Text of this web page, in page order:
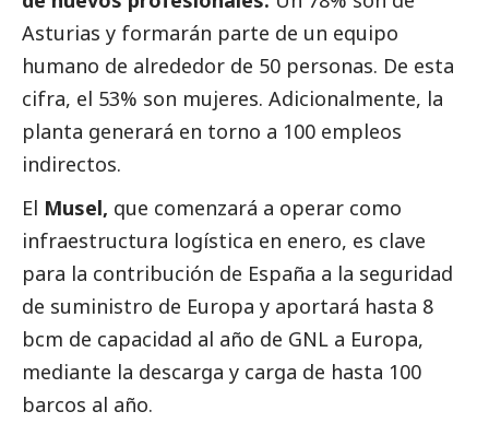
Asturias y formarán parte de un equipo
humano de alrededor de 50 personas. De esta
cifra, el 53% son mujeres. Adicionalmente, la
planta generará en torno a 100 empleos
indirectos.
El Musel, que comenzará a operar como
infraestructura logística en enero, es clave
para la contribución de España a la seguridad
de suministro de Europa y aportará hasta 8
bcm de capacidad al año de GNL a Europa,
mediante la descarga y carga de hasta 100
barcos al año.